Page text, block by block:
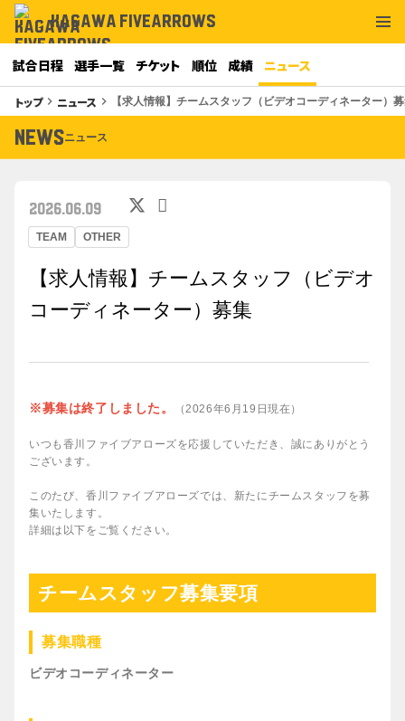
KAGAWA FIVEARROWS
試合日程 選手一覧 チケット 順位 成績 ニュース
トップkeyboard_arrow_right ニュース keyboard_arrow_right 【求人情報】チームスタッフ（ビデオコーディネーター）
NEWSニュース
TEAM OTHER
2026.06.09
【求人情報】チームスタッフ（ビデオ
コーディネーター）募集
※募集は終了しました。 （2026年6月19日現在）
いつも香川ファイブアローズを応援していただき、誠にありがとう
ございます。
このたび、香川ファイブアローズでは、新たにチームスタッフを募
集いたします。
詳細は以下をご覧ください。
チームスタッフ募集要項
募集職種
ビデオコーディネーター